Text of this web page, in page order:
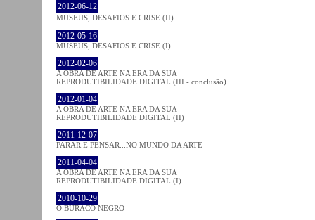
2012-06-12
MUSEUS, DESAFIOS E CRISE (II)
2012-05-16
MUSEUS, DESAFIOS E CRISE (I)
2012-02-06
A OBRA DE ARTE NA ERA DA SUA
REPRODUTIBILIDADE DIGITAL (III - conclusão)
2012-01-04
A OBRA DE ARTE NA ERA DA SUA
REPRODUTIBILIDADE DIGITAL (II)
2011-12-07
PARAR E PENSAR...NO MUNDO DA ARTE
2011-04-04
A OBRA DE ARTE NA ERA DA SUA
REPRODUTIBILIDADE DIGITAL (I)
2010-10-29
O BURACO NEGRO